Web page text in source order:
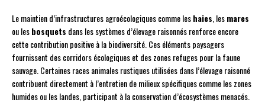
Le maintien d’infrastructures agroécologiques comme leshaies , lesmares
ou lesbosquets dans les systèmes d’élevage raisonnés renforce encore
cette contribution positive à la biodiversité. Ces éléments paysagers
fournissent des corridors écologiques et des zones refuges pour la faune
sauvage. Certaines races animales rustiques utilisées dans l’élevage raisonné
contribuent directement à l’entretien de milieux spécifiques comme les zones
humides ou les landes, participant à la conservation d’écosystèmes menacés.